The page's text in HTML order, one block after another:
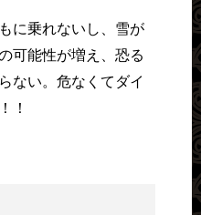
に乗れないし、雪が
可能性が増え、恐る
ない。危なくてダイ
！